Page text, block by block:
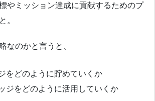
やミッション達成に貢献するためのプ
。
なのかと言うと、
をどのように貯めていくか
ジをどのように活用していくか